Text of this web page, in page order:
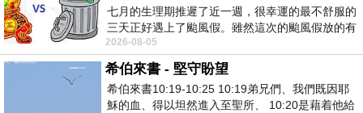
七月的生理期推遲了近一週，很幸運的最不舒服的
三天正好遇上了颱風假。雖然這次的颱風假放的有
點虛，因為風雨不大，但這也是最想要的
2026-08-05
希伯來書 - 堅守盼望
希伯來書10:19-10:25 10:19弟兄們、我們既因耶
穌的血、得以坦然進入至聖所、 10:20是藉着他給